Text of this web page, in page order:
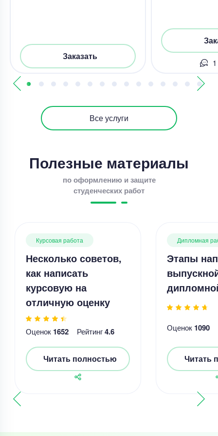
Заказать
Все услуги
Полезные материалы
по оформлению и защите
студенческих работ
Курсовая работа
Несколько советов,
как написать
курсовую на
отличную оценку
Оценок 1652 Рейтинг4.6
Читать полностью
Дипломная
Этапы
Оценок 1090
Читать